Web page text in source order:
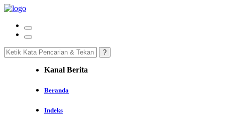
Kanal Berita
Beranda
Indeks